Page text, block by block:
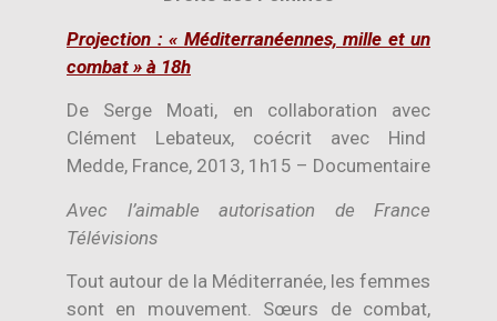
Projection : « Méditerranéennes, mille et un
combat » à 18h
De Serge Moati, en collaboration avec
Clément Lebateux, coécrit avec Hind
Medde, France, 2013, 1h15 – Documentaire
Avec l’aimable autorisation de France
Télévisions
Tout autour de la Méditerranée, les femmes
sont en mouvement. Sœurs de combat,